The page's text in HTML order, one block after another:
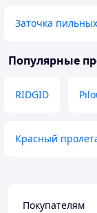
Заточка
Популярные
RIDGID
Красный
Покупателям